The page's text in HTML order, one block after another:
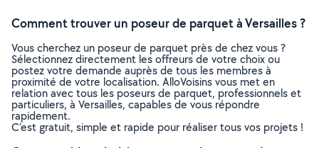
Comment trouver un poseur de parquet à Versailles ?
Vous cherchez un poseur de parquet près de chez vous ?
Sélectionnez directement les offreurs de votre choix ou
postez votre demande auprès de tous les membres à
proximité de votre localisation. AlloVoisins vous met en
relation avec tous les poseurs de parquet, professionnels et
particuliers, à Versailles, capables de vous répondre
rapidement.
C’est gratuit, simple et rapide pour réaliser tous vos projets !